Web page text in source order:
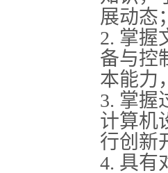
展动态
2. 掌握
备与控
本能力
3. 掌握
计算机
行创新
4. 具有